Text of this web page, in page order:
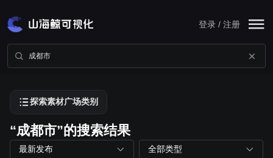
登录 / 注册
探索素材广场类别
“成都市”的搜索结果
最新发布 全部类型